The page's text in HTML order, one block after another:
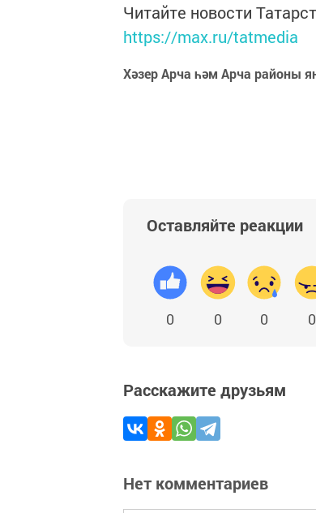
Читайте новости
https://max.ru/tatmedia
Хәзер Арча һәм Арча районы
Оставляйте реакции
0 0 0 0
Расскажите друзьям
Нет комментариев